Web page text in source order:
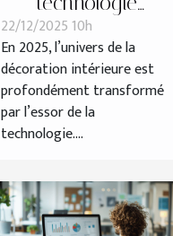
influence-t-elle les
tendances de
décoration en 2025
?
22/12/2025 10h
En 2025, l’univers de la
décoration intérieure est
profondément transformé
par l’essor de la
technologie....